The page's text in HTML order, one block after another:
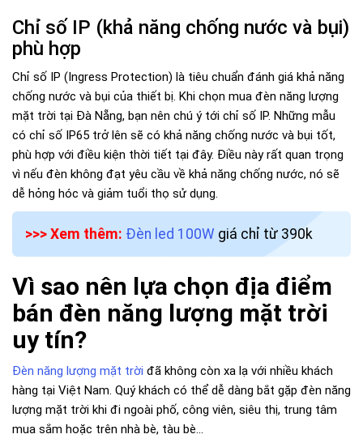
Chỉ số IP (khả năng chống nước và bụi)
phù hợp
Chỉ số IP (Ingress Protection) là tiêu chuẩn đánh giá khả năng
chống nước và bụi của thiết bị. Khi chọn mua đèn năng lượng
mặt trời tại Đà Nẵng, bạn nên chú ý tới chỉ số IP. Những mẫu
có chỉ số IP65 trở lên sẽ có khả năng chống nước và bụi tốt,
phù hợp với điều kiện thời tiết tại đây. Điều này rất quan trọng
vì nếu đèn không đạt yêu cầu về khả năng chống nước, nó sẽ
dễ hỏng hóc và giảm tuổi thọ sử dụng.
>>> Xem thêm: Đèn led 100W giá chỉ từ 390k
Vì sao nên lựa chọn địa điểm
bán đèn năng lượng mặt trời
uy tín?
Đèn năng lượng mặt trời đã không còn xa lạ với nhiều khách
hàng tại Việt Nam. Quý khách có thể dễ dàng bắt gặp đèn năng
lượng mặt trời khi đi ngoài phố, công viên, siêu thị, trung tâm
mua sắm hoặc trên nhà bè, tàu bè…